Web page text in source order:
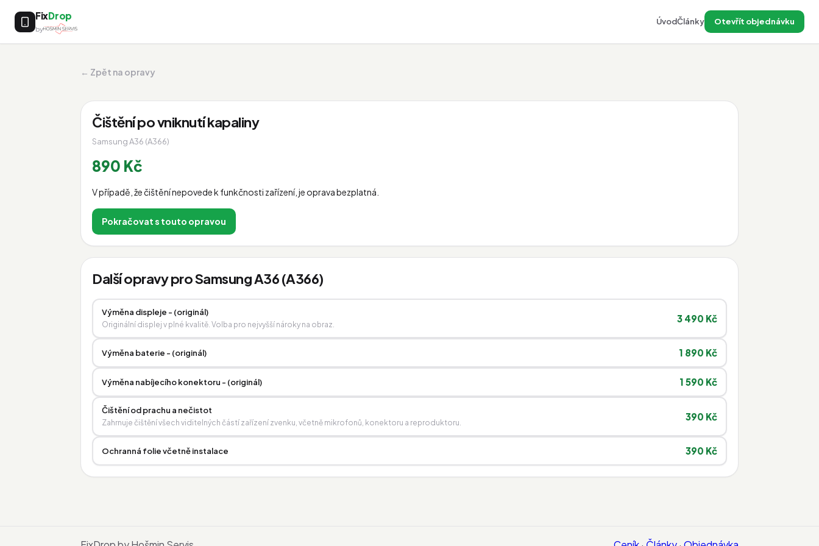
FixDrop
by
ÚvodČlánky Otevřít objednávku
← Zpět na opravy
Čištění po vniknutí kapaliny
Samsung A36 (A366)
890 Kč
V případě, že čištění nepovede k funkčnosti zařízení, je oprava bezplatná.
Pokračovat s touto opravou
Další opravy pro Samsung A36 (A366)
Výměna displeje - (originál)
Originální displej v plné kvalitě. Volba pro nejvyšší nároky na obraz.
3 490 Kč
Výměna baterie - (originál) 1 890 Kč
Výměna nabíjecího konektoru - (originál) 1 590 Kč
Čištění od prachu a nečistot
Zahrnuje čištění všech viditelných částí zařízení zvenku, včetně mikrofonů, konektoru a reproduktoru.
390 Kč
Ochranná folie včetně instalace 390 Kč